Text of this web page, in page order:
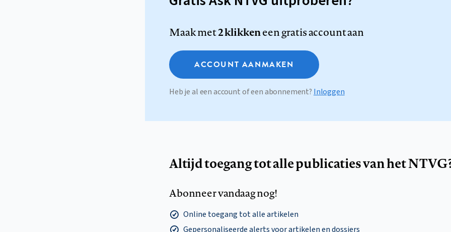
Maak met2 klikkeneen gratis account aan
ACCOUNT AANMAKEN
Heb je al een account of een abonnement? Inloggen
Altijd toegang tot alle publicaties van het
Abonneer vandaag nog!
Online toegang tot alle artikelen
Gepersonaliseerde alerts voor artikelen en dossiers